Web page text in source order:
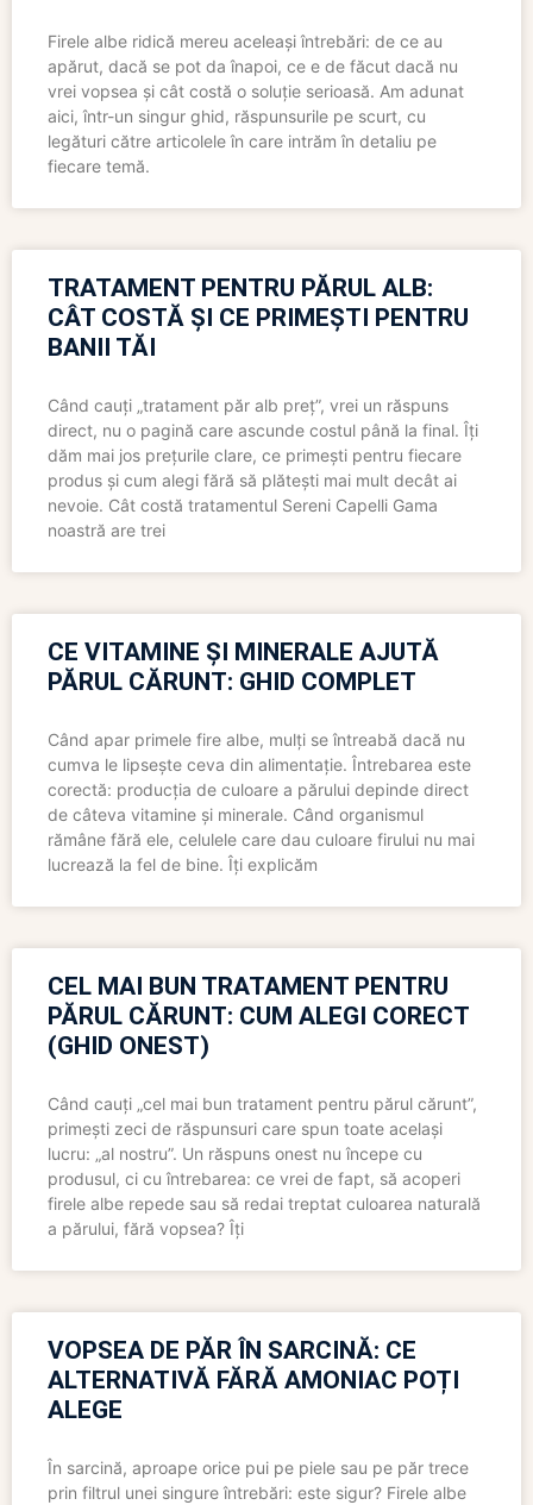
Firele albe ridică mereu aceleași întrebări: de ce au
apărut, dacă se pot da înapoi, ce e de făcut dacă nu
vrei vopsea și cât costă o soluție serioasă. Am adunat
aici, într-un singur ghid, răspunsurile pe scurt, cu
legături către articolele în care intrăm în detaliu pe
fiecare temă.
TRATAMENT PENTRU PĂRUL ALB:
CÂT COSTĂ ȘI CE PRIMEȘTI PENTRU
BANII TĂI
Când cauți „tratament păr alb preț”, vrei un răspuns
direct, nu o pagină care ascunde costul până la final. Îți
dăm mai jos prețurile clare, ce primești pentru fiecare
produs și cum alegi fără să plătești mai mult decât ai
nevoie. Cât costă tratamentul Sereni Capelli Gama
noastră are trei
CE VITAMINE ȘI MINERALE AJUTĂ
PĂRUL CĂRUNT: GHID COMPLET
Când apar primele fire albe, mulți se întreabă dacă nu
cumva le lipsește ceva din alimentație. Întrebarea este
corectă: producția de culoare a părului depinde direct
de câteva vitamine și minerale. Când organismul
rămâne fără ele, celulele care dau culoare firului nu mai
lucrează la fel de bine. Îți explicăm
CEL MAI BUN TRATAMENT PENTRU
PĂRUL CĂRUNT: CUM ALEGI CORECT
(GHID ONEST)
Când cauți „cel mai bun tratament pentru părul cărunt”,
primești zeci de răspunsuri care spun toate același
lucru: „al nostru”. Un răspuns onest nu începe cu
produsul, ci cu întrebarea: ce vrei de fapt, să acoperi
firele albe repede sau să redai treptat culoarea naturală
a părului, fără vopsea? Îți
VOPSEA DE PĂR ÎN SARCINĂ: CE
ALTERNATIVĂ FĂRĂ AMONIAC POȚI
ALEGE
În sarcină, aproape orice pui pe piele sau pe păr trece
prin filtrul unei singure întrebări: este sigur? Firele albe